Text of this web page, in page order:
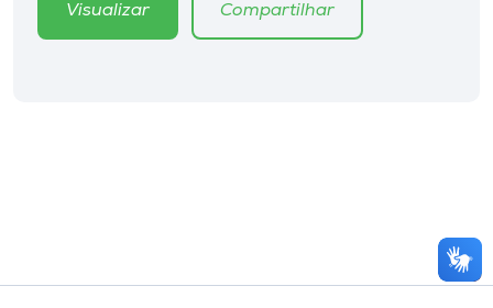
Visualizar Compartilhar